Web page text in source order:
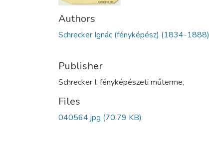
Authors
Schrecker Ignác (fényképész) (1834-1888)
Publisher
Schrecker I. fényképészeti műterme,
Files
040564.jpg (70.79 KB)